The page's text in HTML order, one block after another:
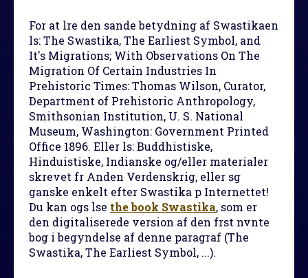
For at lre den sande betydning af Swastikaen
ls: The Swastika, The Earliest Symbol, and
It's Migrations; With Observations On The
Migration Of Certain Industries In
Prehistoric Times: Thomas Wilson, Curator,
Department of Prehistoric Anthropology,
Smithsonian Institution, U. S. National
Museum, Washington: Government Printed
Office 1896. Eller ls: Buddhistiske,
Hinduistiske, Indianske og/eller materialer
skrevet fr Anden Verdenskrig, eller sg
ganske enkelt efter Swastika p Internettet!
Du kan ogs lse the book Swastika, som er
den digitaliserede version af den frst nvnte
bog i begyndelse af denne paragraf (The
Swastika, The Earliest Symbol, ...).